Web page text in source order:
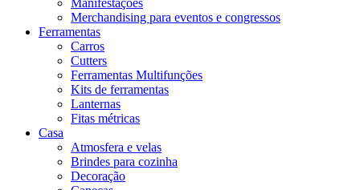
Merchandising para eventos e congressos
Ferramentas
Carros
Cutters
Ferramentas Multifunções
Kits de ferramentas
Lanternas
Fitas métricas
Casa
Atmosfera e velas
Brindes para cozinha
Decoração